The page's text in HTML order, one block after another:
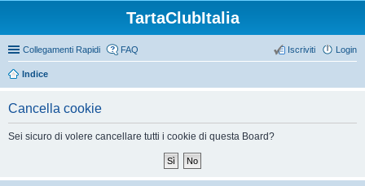
TartaClubItalia
Collegamenti Rapidi FAQ Login
Iscriviti
Indice
Cancella cookie
Sei sicuro di volere cancellare tutti i cookie di questa Board?